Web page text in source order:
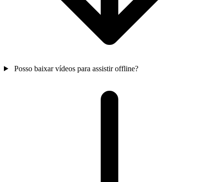
Posso baixar vídeos para assistir offline?